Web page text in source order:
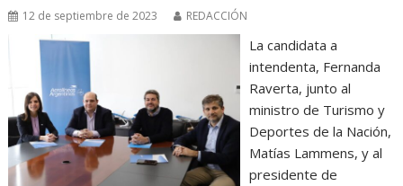
12 de septiembre de 2023 REDACCIÓN
La candidata a
intendenta, Fernanda
Raverta, junto al
ministro de Turismo y
Deportes de la Nación,
Matías Lammens, y al
presidente de